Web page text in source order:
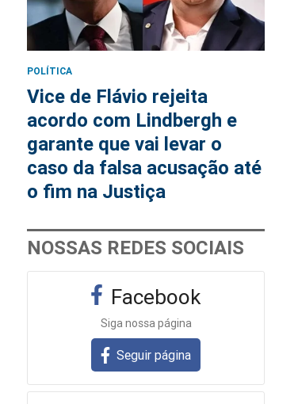
POLÍTICA
Vice de Flávio rejeita
acordo com Lindbergh e
garante que vai levar o
caso da falsa acusação até
o fim na Justiça
NOSSAS REDES SOCIAIS
Facebook
Siga nossa página
Seguir página